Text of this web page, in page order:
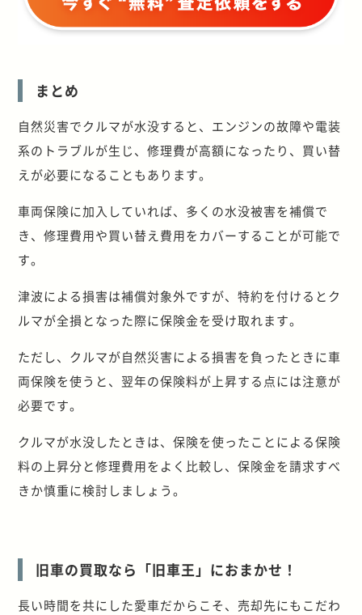
まとめ
自然災害でクルマが水没すると、エンジンの故障や電装
系のトラブルが生じ、修理費が高額になったり、買い替
えが必要になることもあります。
車両保険に加入していれば、多くの水没被害を補償で
き、修理費用や買い替え費用をカバーすることが可能で
す。
津波による損害は補償対象外ですが、特約を付けるとク
ルマが全損となった際に保険金を受け取れます。
ただし、クルマが自然災害による損害を負ったときに車
両保険を使うと、翌年の保険料が上昇する点には注意が
必要です。
クルマが水没したときは、保険を使ったことによる保険
料の上昇分と修理費用をよく比較し、保険金を請求すべ
きか慎重に検討しましょう。
旧車の買取なら「旧車王」におまかせ！
長い時間を共にした愛車だからこそ、売却先にもこだわ